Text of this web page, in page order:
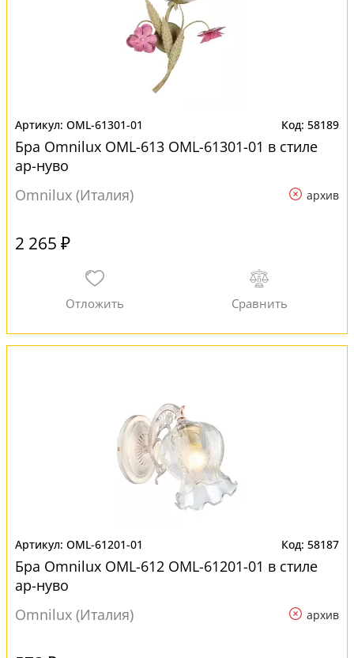
OML-61301-01 58189
Бра Omnilux OML-613 OML-61301-01 в стиле
ар-нуво
Omnilux (Италия)
архив
2 265 ₽
OML-61201-01 58187
Бра Omnilux OML-612 OML-61201-01 в стиле
ар-нуво
Omnilux (Италия)
архив